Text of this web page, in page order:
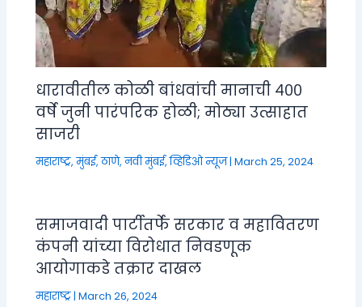
धारावीतील कोळी बांधवांची मानाची ४००
वर्षे जुनी पारंपरिक होळी; मोठ्या उत्साहात
साजरी
महाराष्ट्र,मुंबई, ठाणे, नवी मुंबई,व्हिडिओ न्यूज|March 25, 2024
समाजवादी पार्टीतर्फे सरकार व महावितरण
कंपनी यांच्या विरोधात निवडणूक
आयोगाकडे तक्रार दाखल
महाराष्ट्र|March 26, 2024